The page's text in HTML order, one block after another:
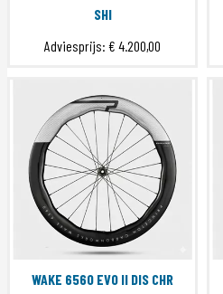
SHI
Adviesprijs: € 4.200,00
WAKE 6560 EVO II DIS CHR